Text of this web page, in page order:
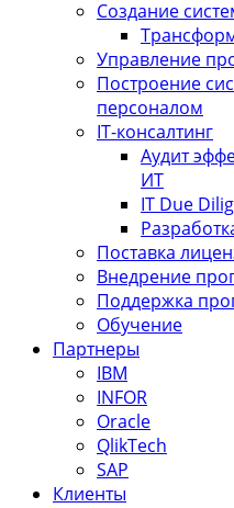
Создание
Управление
Построение
персоналом
IT-консалтинг
Аудит
ИТ
IT Due
Поставка
Внедрение
Поддержка
Обучение
Партнеры
IBM
INFOR
Oracle
QlikTech
SAP
Клиенты